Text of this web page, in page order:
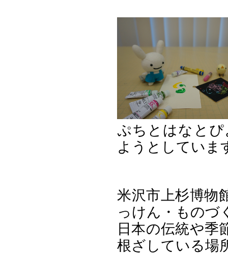
ぷちとはなと
ようとしていま
米沢市上杉博物
っけん・ものづ
日本の伝統や季
根ざしている場